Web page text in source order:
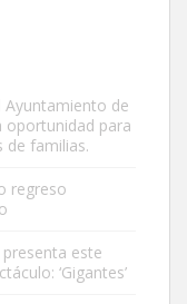
menos de un mes,
Ayuntamiento de
oportunidad para
de familias.
regreso
este
‘Gigantes’